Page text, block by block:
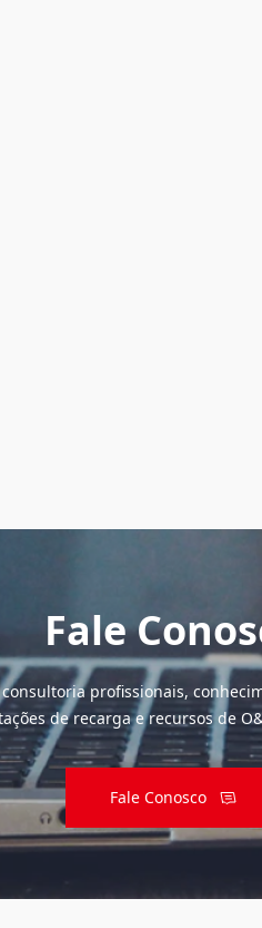
Fale
profissionais,
de recarga e recursos de
Fale Conosco